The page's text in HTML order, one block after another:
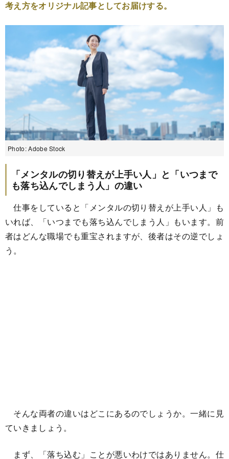
考え方をオリジナル記事としてお届けする。
Photo: Adobe Stock
「メンタルの切り替えが上手い人」と「いつまで
も落ち込んでしまう人」の違い
仕事をしていると「メンタルの切り替えが上手い人」も
いれば、「いつまでも落ち込んでしまう人」もいます。前
者はどんな職場でも重宝されますが、後者はその逆でしょ
う。
そんな両者の違いはどこにあるのでしょうか。一緒に見
ていきましょう。
まず、「落ち込む」ことが悪いわけではありません。仕